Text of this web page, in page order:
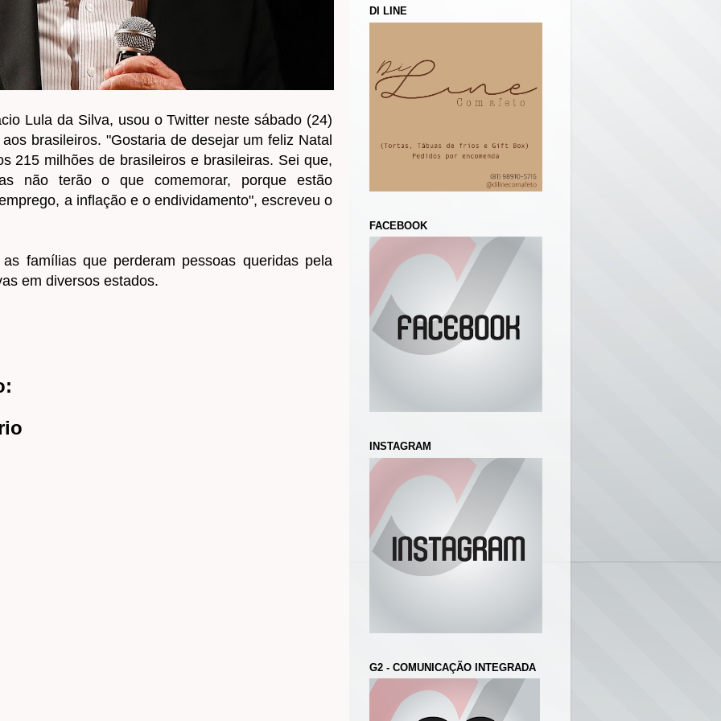
Lula da Silva, usou o Twitter neste sábado (24)
brasileiros. "Gostaria de desejar um feliz Natal
215 milhões de brasileiros e brasileiras. Sei que,
não terão o que comemorar, porque estão
a inflação e o endividamento", escreveu o
famílias que perderam pessoas queridas pela
em diversos estados.
DI LINE
FACEBOOK
INSTAGRAM
G2 - COMUNICAÇÃO INTEGRADA